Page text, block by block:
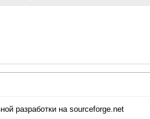
разработки на sourceforge.net